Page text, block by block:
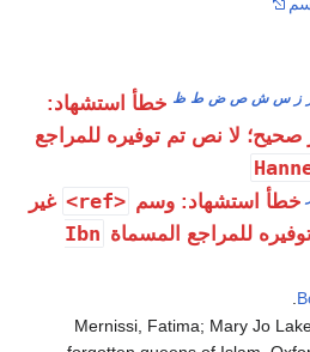
ز س ش ص ض ط ظ خطأ استشهاد:
صحيح؛ لا نص تم توفيره للمراجع
خطأ استشهاد: وسم <ref>
غير
للمراجع المسماة Ibn
Mernissi, Fatima; Mary Jo